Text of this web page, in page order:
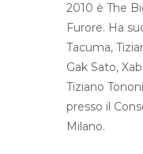
2010 è The
Furore. Ha
Tacuma,
Gak Sato,
Tiziano
presso il
Milano.